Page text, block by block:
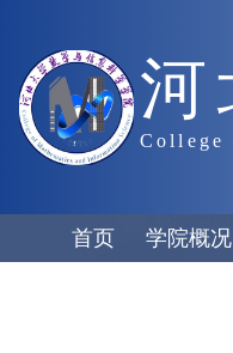
河
College
首页 学院概况